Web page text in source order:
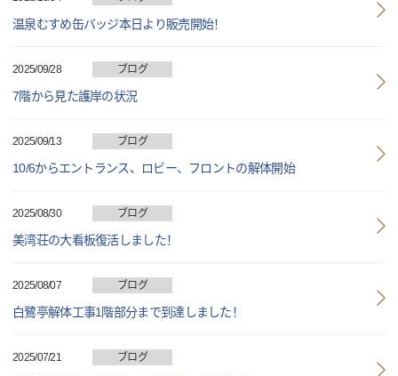
温泉むすめ缶バッジ本日より販売開始！
2025/09/28 ブログ
7階から見た護岸の状況
2025/09/13 ブログ
10/6からエントランス、ロビー、フロントの解体開始
2025/08/30 ブログ
美湾荘の大看板復活しました！
2025/08/07 ブログ
白鷺亭解体工事1階部分まで到達しました！
2025/07/21 ブログ